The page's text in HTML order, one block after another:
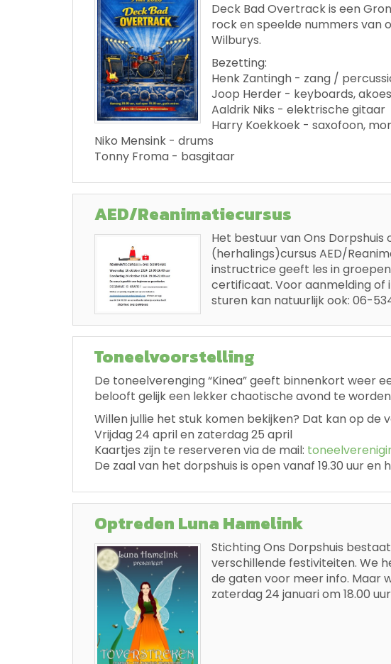
Deck Bad Overtrack is een
rock en speelde nummers van
Wilburys.
Bezetting:
Henk Zantingh - zang /
Joop Herder - keyboards,
Aaldrik Niks - elektrische gitaar
Harry Koekkoek - saxofoon,
Niko Mensink - drums
Tonny Froma - basgitaar
AED/Reanimatiecursus
Het bestuur van Ons Dorpshuis
(herhalings)cursus AED/
instructrice geeft les in
certificaat. Voor aanmelding of
sturen kan natuurlijk ook: 06-
Toneelvoorstelling
De toneelverenging “Kinea” geeft binnenkort weer
belooft gelijk een lekker chaotische avond te
Willen jullie het stuk komen bekijken? Dat kan op de
Vrijdag 24 april en zaterdag 25 april
Kaartjes zijn te reserveren via de mail:
De zaal van het dorpshuis is open vanaf 19.30 uur
Optreden Luna Hamelink
Stichting Ons Dorpshuis
verschillende festiviteiten. We
de gaten voor meer info. Maar
zaterdag 24 januari om 18.00